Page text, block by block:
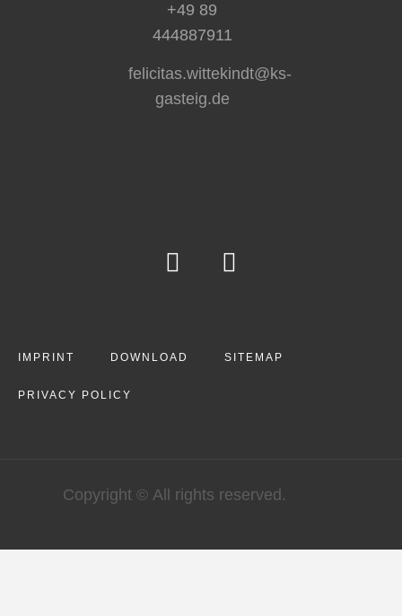
+49 89
444887911
felicitas.wittekindt@ks-
gasteig.de
IMPRINT DOWNLOAD SITEMAP
PRIVACY POLICY
Copyright © All rights reserved.